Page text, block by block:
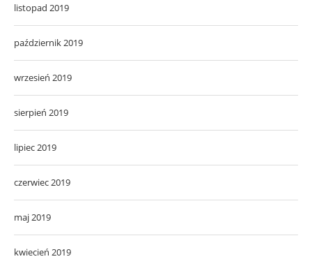
listopad 2019
październik 2019
wrzesień 2019
sierpień 2019
lipiec 2019
czerwiec 2019
maj 2019
kwiecień 2019